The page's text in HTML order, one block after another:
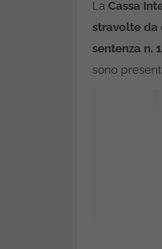
La Cassa
stravolte da
sentenza n.
sono